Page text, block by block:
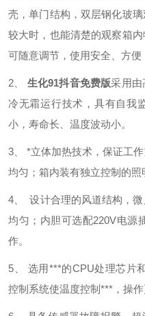
壳，单门结构，双层钢化玻
较大时，也能清楚的观察箱
可随意调节，使用安全、方便
2、 生化91抖音免费版采用由
冷无霜运行技术，具有自我
小，寿命长、温度波动小。
3、*立体加热技术，保证工
均匀；箱内装有独立控制的照
4、
设计合理的风道结构，
均匀；内胆可选配220V电源
作。
5、 选用***的CPU处理芯片
控制系统使温度控制***，操作